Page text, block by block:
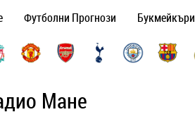
Футболни Прогнози Букмейкъри
Мане